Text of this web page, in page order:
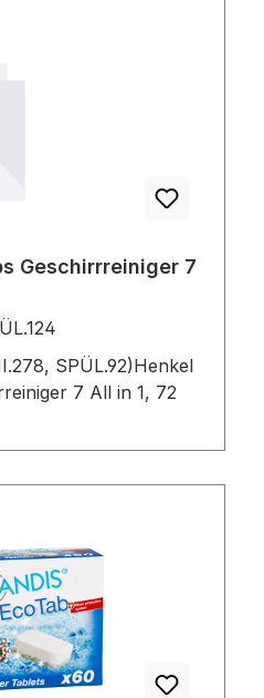
Geschirrreiniger 7
SPÜL.92)Henkel
7 All in 1, 72